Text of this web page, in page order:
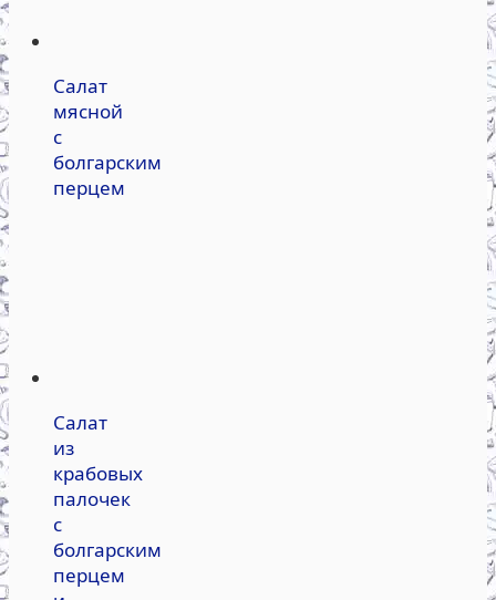
Салат
мясной
с
болгарским
перцем
Салат
из
крабовых
палочек
с
болгарским
перцем